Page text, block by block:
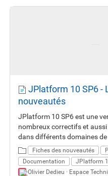
JPlatform 10 SP6 -
nouveautés
JPlatform 10 SP6 est une
nombreux correctifs et
dans différents domaines
fiche vous décrit les
Fiches des nouveautés
Documentation
JPlatform
Olivier Dedieu · Espace